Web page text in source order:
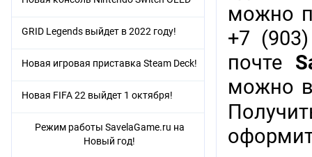
можно
+7
почте
можно
GRID Legends выйдет в 2022 году!
Новая игровая приставка Steam Deck!
Новая FIFA 22 выйдет 1 октября!
Режим работы SavelaGame.ru на
Новый год!